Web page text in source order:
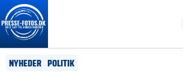
NYHEDER POLITIK